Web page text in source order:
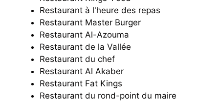
Restaurant à l'heure des repas
Restaurant Master Burger
Restaurant Al-Azouma
Restaurant de la Vallée
Restaurant du chef
Restaurant Al Akaber
Restaurant Fat Kings
Restaurant du rond-point du maire